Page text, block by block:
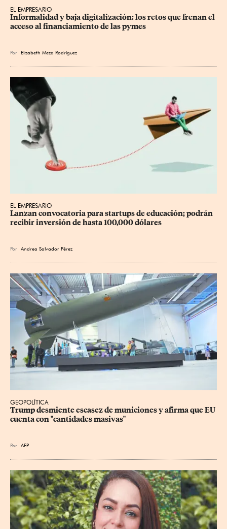
EL EMPRESARIO
Informalidad y baja digitalización: los retos que frenan el
acceso al financiamiento de las pymes
Por Elizabeth Meza Rodríguez
EL EMPRESARIO
Lanzan convocatoria para startups de educación; podrán
recibir inversión de hasta 100,000 dólares
Por Andrea Salvador Pérez
GEOPOLÍTICA
Trump desmiente escasez de municiones y afirma que EU
cuenta con "cantidades masivas"
Por AFP